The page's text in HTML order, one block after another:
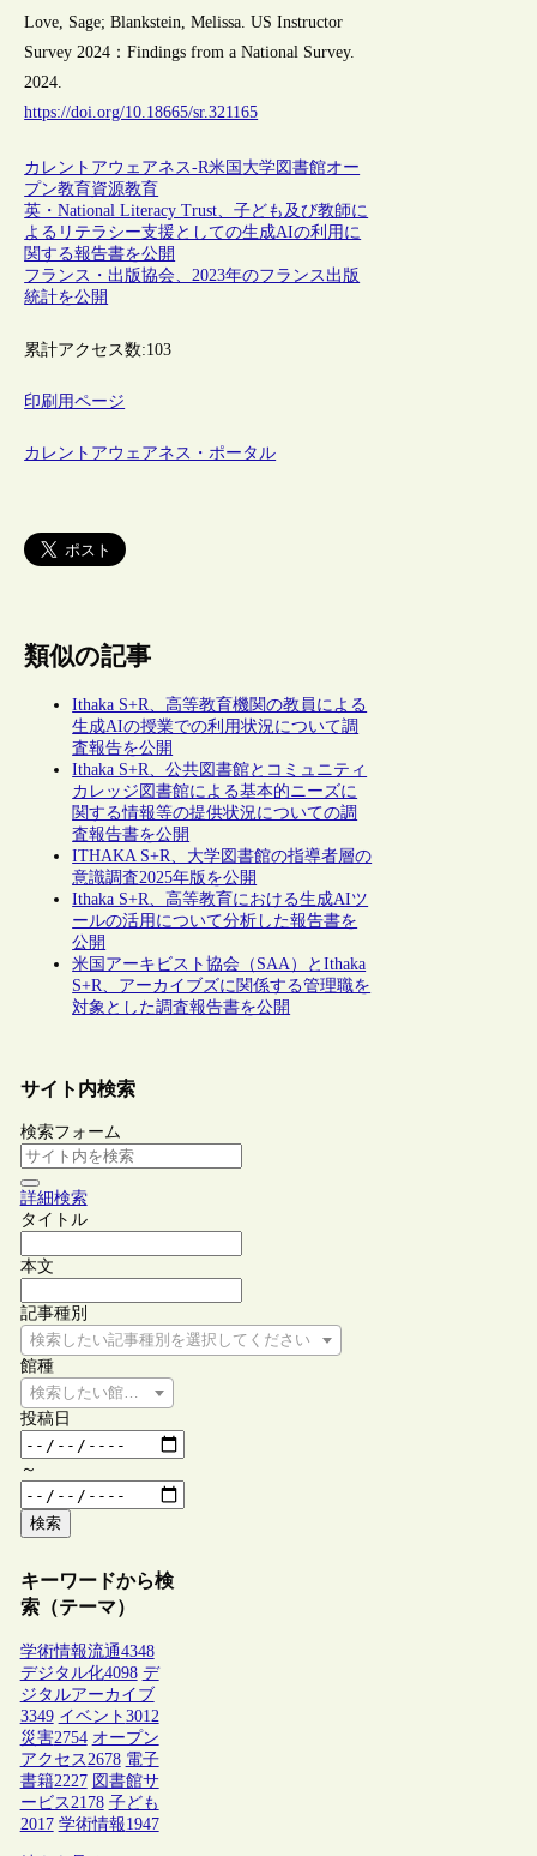
Love, Sage; Blankstein, Melissa. US Instructor
Survey 2024：Findings from a National Survey.
2024.
https://doi.org/10.18665/sr.321165
カレントアウェアネス-R米国 大学図書館オー
プン教育資源教育
英・National Literacy Trust、子ども及び教師に
よるリテラシー支援としての生成AIの利用に
関する報告書を公開
フランス・出版協会、2023年のフランス出版
統計を公開
累計アクセス数:103
印刷用ページ
カレントアウェアネス・ポータル
類似の記事
Ithaka S+R、高等教育機関の教員による
生成AIの授業での利用状況について調
査報告を公開
Ithaka S+R、公共図書館とコミュニティ
カレッジ図書館による基本的ニーズに
関する情報等の提供状況についての調
査報告書を公開
ITHAKA S+R、大学図書館の指導者層の
意識調査2025年版を公開
Ithaka S+R、高等教育における生成AIツ
ールの活用について分析した報告書を
公開
米国アーキビスト協会（SAA）とIthaka
S+R、アーカイブズに関係する管理職を
対象とした調査報告書を公開
サイト内検索
検索フォーム
詳細検索
タイトル
本文
記事種別
検索したい記事種別を選択してください
館種
検索したい館種を選択してください
投稿日
～
検索
キーワードから検
索（テーマ）
学術情報流通4348
デジタル化4098 デ
ジタルアーカイブ
3349 イベント 3012
災害2754 オープン
アクセス 2678 電子
書籍2227 図書館サ
ービス 2178 子ども
2017 学術情報1947